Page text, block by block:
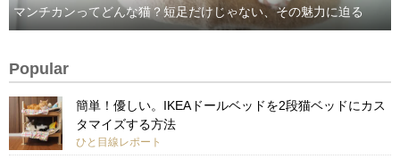
マンチカンってどんな猫？短足だけじゃない、その魅力に迫る
Popular
簡単！優しい。IKEAドールベッドを2段猫ベッドにカス
タマイズする方法
ひと目線レポート